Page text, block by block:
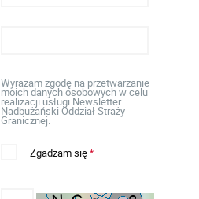
Wyrażam zgodę na przetwarzanie
moich danych osobowych w celu
realizacji usługi Newsletter
Nadbużański Oddział Straży
Granicznej.
Zgadzam się*